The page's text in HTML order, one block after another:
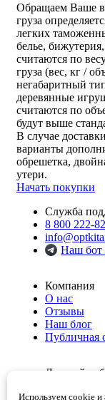
Обращаем Ваше
груза
легких
белье,
считаются по
груза (вес, кг /
негабаритный
деревянные
считаются по
будут выше
В случае
варианты
обрешетка,
утери.
Начать покупки
Служба
8 800 222-
Наш бот
Компания
О нас
Отзывы
Наш блог
Публичная
Личный
Используем cookie и